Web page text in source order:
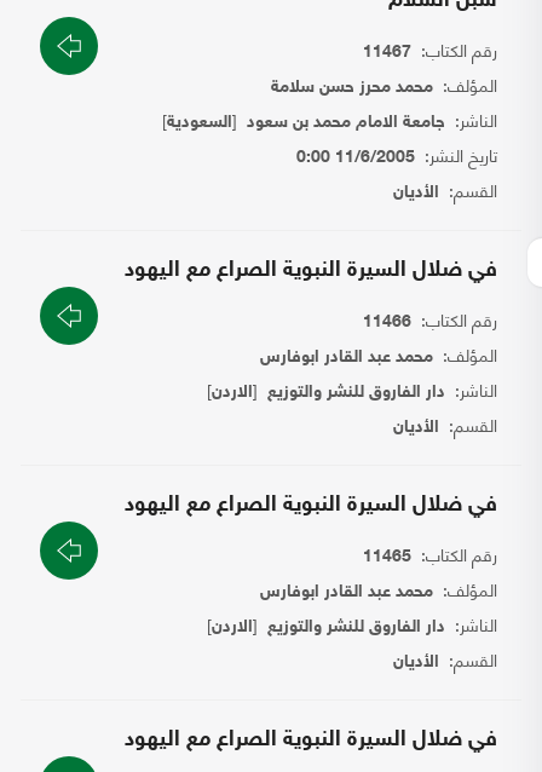
رقم الكتاب: 11467
المؤلف: محمد محرز حسن سلامة
الناشر: جامعة الامام محمد بن سعود [السعودية]
تاريخ النشر: 11/6/2005 0:00
القسم: الأديان
في ضلال السيرة النبوية الصراع مع اليهود
رقم الكتاب: 11466
المؤلف: محمد عبد القادر ابوفارس
الناشر: دار الفاروق للنشر والتوزيع [الاردن]
القسم: الأديان
في ضلال السيرة النبوية الصراع مع اليهود
رقم الكتاب: 11465
المؤلف: محمد عبد القادر ابوفارس
الناشر: دار الفاروق للنشر والتوزيع [الاردن]
القسم: الأديان
في ضلال السيرة النبوية الصراع مع اليهود